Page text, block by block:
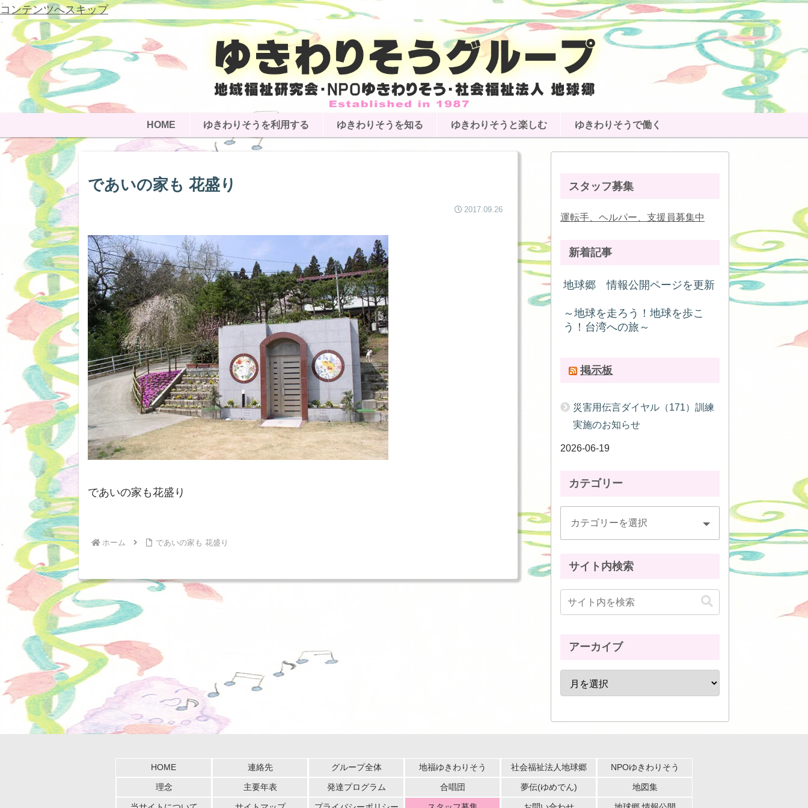
コンテンツへスキップ
HOME ゆきわりそうを利用する ゆきわりそうを知る ゆきわりそうと楽しむ ゆきわりそうで働く
であいの家も 花盛り
2017.09.26
であいの家も花盛り
ホーム であいの家も 花盛り
スタッフ募集
運転手、ヘルパー、支援員募集中
新着記事
地球郷 情報公開ページを更新
～地球を走ろう！地球を歩こ
う！台湾への旅～
掲示板
災害用伝言ダイヤル（171）訓練
実施のお知らせ
2026-06-19
カテゴリー
サイト内検索
アーカイブ
HOME 連絡先 グループ全体 地福ゆきわりそう 社会福祉法人地球郷 NPOゆきわりそう
理念 主要年表 発達プログラム 合唱団 夢伝(ゆめでん) 地図集